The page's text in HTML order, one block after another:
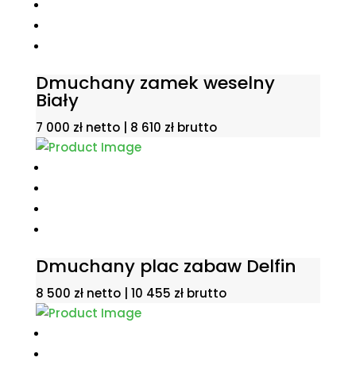
Dmuchany zamek weselny
Biały
7 000 zł netto | 8 610 złbrutto
Dmuchany plac zabaw Delfin
8 500 zł netto | 10 455 złbrutto